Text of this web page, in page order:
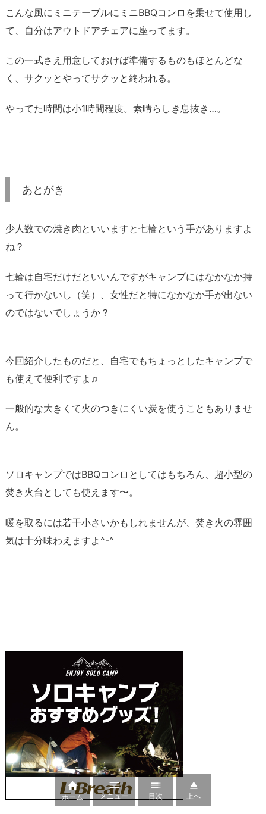
こんな風にミニテーブルにミニBBQコンロを乗せて使用し
て、自分はアウトドアチェアに座ってます。
この一式さえ用意しておけば準備するものもほとんどな
く、サクッとやってサクッと終われる。
やってた時間は小1時間程度。素晴らしき息抜き…。
あとがき
少人数での焼き肉といいますと七輪という手がありますよ
ね？
七輪は自宅だけだといいんですがキャンプにはなかなか持
って行かないし（笑）、女性だと特になかなか手が出ない
のではないでしょうか？
今回紹介したものだと、自宅でもちょっとしたキャンプで
も使えて便利ですよ♫
一般的な大きくて火のつきにくい炭を使うこともありませ
ん。
ソロキャンプではBBQコンロとしてはもちろん、超小型の
焚き火台としても使えます〜。
暖を取るには若干小さいかもしれませんが、焚き火の雰囲
気は十分味わえますよ^-^

ホーム

メニュー

目次

上へ